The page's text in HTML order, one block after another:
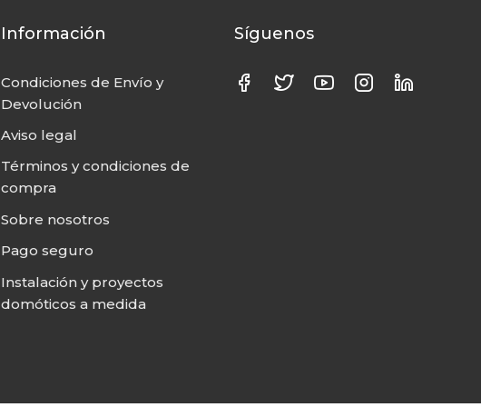
Información
Condiciones de Envío y
Devolución
Aviso legal
Términos y condiciones de
compra
Sobre nosotros
Pago seguro
Instalación y proyectos
domóticos a medida
Síguenos